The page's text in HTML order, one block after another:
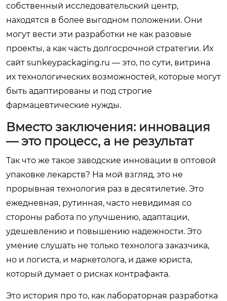
собственный исследовательский центр,
находятся в более выгодном положении. Они
могут вести эти разработки не как разовые
проекты, а как часть долгосрочной стратегии. Их
сайт sunkeypackaging.ru — это, по сути, витрина
их технологических возможностей, которые могут
быть адаптированы и под строгие
фармацевтические нужды.
Вместо заключения: инновация
— это процесс, а не результат
Так что же такое заводские инновации в оптовой
упаковке лекарств? На мой взгляд, это не
прорывная технология раз в десятилетие. Это
ежедневная, рутинная, часто невидимая со
стороны работа по улучшению, адаптации,
удешевлению и повышению надежности. Это
умение слушать не только технолога заказчика,
но и логиста, и маркетолога, и даже юриста,
который думает о рисках контрафакта.
Это история про то, как лабораторная разработка